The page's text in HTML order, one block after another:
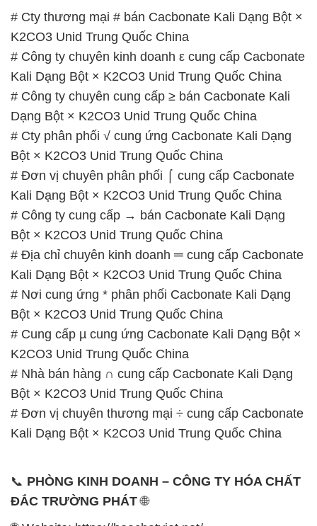
# Công ty chuyên cung cấp ≥ bán Cacbonate Kali
Dạng Bột × K2CO3 Unid Trung Quốc China
# Cty phân phối √ cung ứng Cacbonate Kali Dạng
Bột × K2CO3 Unid Trung Quốc China
# Đơn vị chuyên phân phối ⌠ cung cấp Cacbonate
Kali Dạng Bột × K2CO3 Unid Trung Quốc China
# Công ty cung cấp → bán Cacbonate Kali Dạng
Bột × K2CO3 Unid Trung Quốc China
# Địa chỉ chuyên kinh doanh ═ cung cấp Cacbonate
Kali Dạng Bột × K2CO3 Unid Trung Quốc China
# Nơi cung ứng * phân phối Cacbonate Kali Dạng
Bột × K2CO3 Unid Trung Quốc China
# Cung cấp µ cung ứng Cacbonate Kali Dạng Bột ×
K2CO3 Unid Trung Quốc China
# Nhà bán hàng ∩ cung cấp Cacbonate Kali Dạng
Bột × K2CO3 Unid Trung Quốc China
# Đơn vị chuyên thương mại ÷ cung cấp Cacbonate
Kali Dạng Bột × K2CO3 Unid Trung Quốc China
📞PHÒNG KINH DOANH – CÔNG TY HÓA CHẤT
ĐẮC TRƯỜNG PHÁT🌐
🌐 Website: https://hoachatviet.net/
– 0933.920.505 – 028.3504.5555